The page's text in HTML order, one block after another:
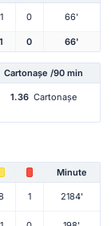
1 0 66'
1 0 66'
Cartonașe /90 min
1.36 Cartonașe
Minute
1 2184'